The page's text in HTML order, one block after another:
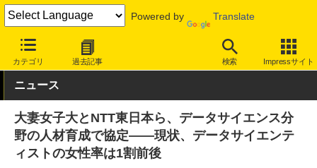
Powered by Translate
カテゴリ 過去記事 検索 Impressサイト
INTERNET Watch トピック 教育/子ども
ニュース
大妻女子大とNTT東日本ら、データサイエンス分
野の人材育成で協定――現状、データサイエンテ
ィストの女性率は1割前後